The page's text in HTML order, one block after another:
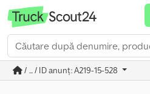
/ ... / ID anunț: A219-15-528